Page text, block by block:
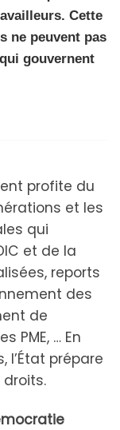
Cette
ne peuvent pas
gouvernent
profite du
et les
qui
et de la
reports
des
de
PME, … En
prépare